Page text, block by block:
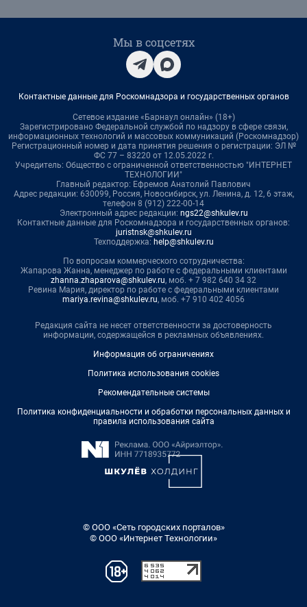
Мы в соцсетях
Контактные данные для Роскомнадзора и государственных органов
Сетевое издание «Барнаул онлайн» (18+)
Зарегистрировано Федеральной службой по надзору в сфере связи,
информационных технологий и массовых коммуникаций (Роскомнадзор)
Регистрационный номер и дата принятия решения о регистрации: ЭЛ №
ФС 77 – 83220 от 12.05.2022 г.
Учредитель: Общество с ограниченной ответственностью "ИНТЕРНЕТ
ТЕХНОЛОГИИ"
Главный редактор: Ефремов Анатолий Павлович
Адрес редакции: 630099, Россия, Новосибирск, ул. Ленина, д. 12, 6 этаж,
телефон 8 (912) 222-00-14
Электронный адрес редакции: ngs22@shkulev.ru
Контактные данные для Роскомнадзора и государственных органов:
juristnsk@shkulev.ru
Техподдержка: help@shkulev.ru
По вопросам коммерческого сотрудничества:
Жапарова Жанна, менеджер по работе с федеральными клиентами
zhanna.zhaparova@shkulev.ru, моб. + 7 982 640 34 32
Ревина Мария, директор по работе с федеральными клиентами
mariya.revina@shkulev.ru, моб. +7 910 402 4056
Редакция сайта не несет ответственности за достоверность
информации, содержащейся в рекламных объявлениях.
Информация об ограничениях
Политика использования cookies
Рекомендательные системы
Политика конфиденциальности и обработки персональных данных и
правила использования сайта
© ООО «Сеть городских порталов»
© ООО «Интернет Технологии»